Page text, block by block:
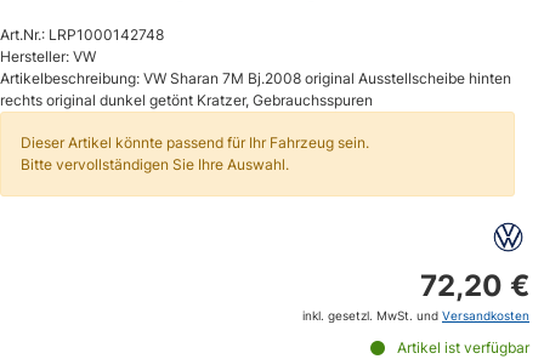
Art.Nr.: LRP1000142748
Hersteller: VW
Artikelbeschreibung: VW Sharan 7M Bj.2008 original Ausstellscheibe hinten
rechts original dunkel getönt Kratzer, Gebrauchsspuren
Dieser Artikel könnte passend für Ihr Fahrzeug sein.
Bitte vervollständigen Sie Ihre Auswahl.
72,20 €
inkl. gesetzl. MwSt. und Versandkosten
Artikel ist verfügbar